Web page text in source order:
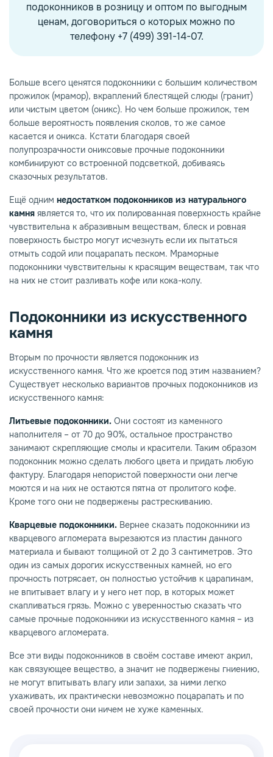
подоконников в розницу и оптом по выгодным
ценам, договориться о которых можно по
телефону +7 (499) 391-14-07.
Больше всего ценятся подоконники с большим количеством
прожилок (мрамор), вкраплений блестящей слюды (гранит)
или чистым цветом (оникс). Но чем больше прожилок, тем
больше вероятность появления сколов, то же самое
касается и оникса. Кстати благодаря своей
полупрозрачности ониксовые прочные подоконники
комбинируют со встроенной подсветкой, добиваясь
сказочных результатов.
Ещё одним недостатком подоконников из натурального
камня является то, что их полированная поверхность крайне
чувствительна к абразивным веществам, блеск и ровная
поверхность быстро могут исчезнуть если их пытаться
отмыть содой или поцарапать песком. Мраморные
подоконники чувствительны к красящим веществам, так что
на них не стоит разливать кофе или кока-колу.
Подоконники из искусственного
камня
Вторым по прочности является подоконник из
искусственного камня. Что же кроется под этим названием?
Существует несколько вариантов прочных подоконников из
искусственного камня:
Литьевые подоконники. Они состоят из каменного
наполнителя – от 70 до 90%, остальное пространство
занимают скрепляющие смолы и красители. Таким образом
подоконник можно сделать любого цвета и придать любую
фактуру. Благодаря непористой поверхности они легче
моются и на них не остаются пятна от пролитого кофе.
Кроме того они не подвержены растрескиванию.
Кварцевые подоконники. Вернее сказать подоконники из
кварцевого агломерата вырезаются из пластин данного
материала и бывают толщиной от 2 до 3 сантиметров. Это
один из самых дорогих искусственных камней, но его
прочность потрясает, он полностью устойчив к царапинам,
не впитывает влагу и у него нет пор, в которых может
скапливаться грязь. Можно с уверенностью сказать что
самые прочные подоконники из искусственного камня – из
кварцевого агломерата.
Все эти виды подоконников в своём составе имеют акрил,
как связующее вещество, а значит не подвержены гниению,
не могут впитывать влагу или запахи, за ними легко
ухаживать, их практически невозможно поцарапать и по
своей прочности они ничем не хуже каменных.